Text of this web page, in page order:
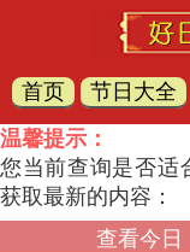
首页 节日大全
温馨提示：
您当前查询是否适
获取最新的内容：
查看今日